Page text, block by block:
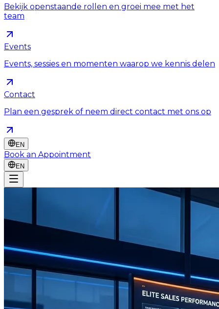
Bekijk openstaande rollen en groei mee met het
team
Events
Events, sessies en momenten waarop we kennis delen
Contact
Plan een gesprek of neem direct contact met ons op
EN
Book an Appointment
EN